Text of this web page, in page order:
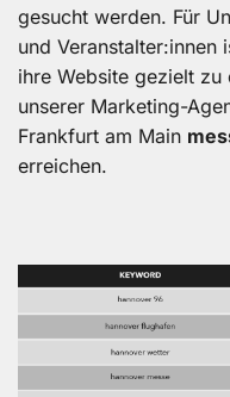
gesucht werden. Für
und Veranstalter:innen
ihre Website gezielt
unserer Marketing-
Frankfurt am Main
erreichen.